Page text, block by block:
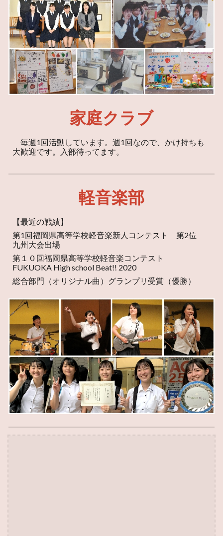
家庭クラブ
毎週1回活動しています。週1回なので、かけ持ちも
大歓迎です。入部待ってます。
軽音楽部
【最近の戦績】
第1回福岡県高等学校軽音楽新人コンテスト 第2位
九州大会出場
第１０回福岡県高等学校軽音楽コンテスト
FUKUOKA High school Beat!! 2020
総合部門（オリジナル曲）グランプリ受賞（優勝）